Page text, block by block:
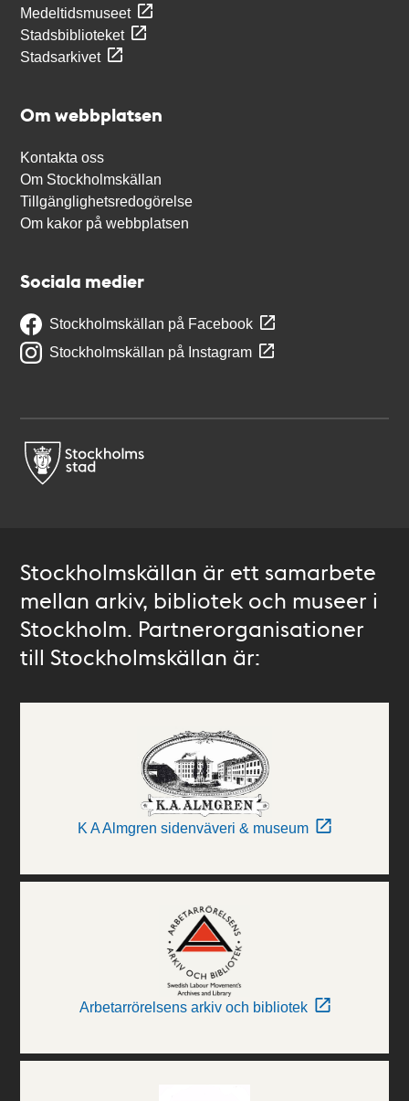
Medeltidsmuseet
Stadsbiblioteket
Stadsarkivet
Om webbplatsen
Kontakta oss
Om Stockholmskällan
Tillgänglighetsredogörelse
Om kakor på webbplatsen
Sociala medier
Stockholmskällan på Facebook
Stockholmskällan på Instagram
Stockholmskällan är ett samarbete
mellan arkiv, bibliotek och museer i
Stockholm. Partnerorganisationer
till Stockholmskällan är:
K A Almgren sidenväveri & museum
Arbetarrörelsens arkiv och bibliotek